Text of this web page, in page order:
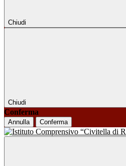
Chiudi
Chiudi
Conferma
Annulla Conferma